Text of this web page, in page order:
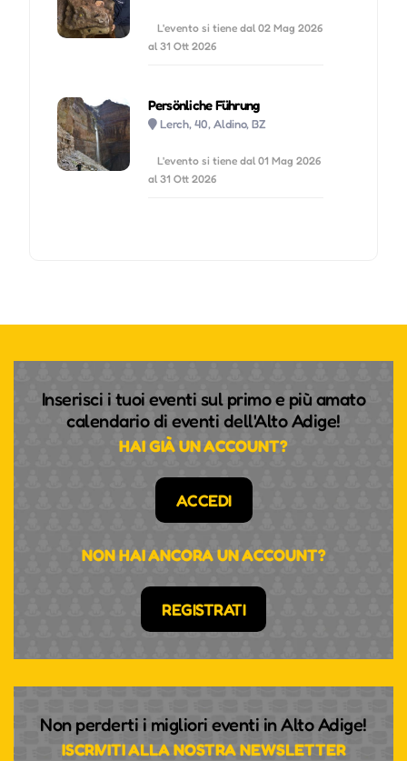
L'evento si tiene dal 02 Mag 2026
al 31 Ott 2026
Persönliche Führung
Lerch, 40, Aldino, BZ
L'evento si tiene dal 01 Mag 2026
al 31 Ott 2026
Inserisci i tuoi eventi sul primo e più amato
calendario di eventi dell'Alto Adige!
HAI GIÀ UN ACCOUNT?
ACCEDI
NON HAI ANCORA UN ACCOUNT?
REGISTRATI
Non perderti i migliori eventi in Alto Adige!
ISCRIVITI ALLA NOSTRA NEWSLETTER